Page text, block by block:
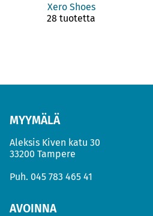
Xero Shoes
28 tuotetta
MYYMÄLÄ
Aleksis Kiven katu 30
33200 Tampere
Puh. 045 783 465 41
AVOINNA